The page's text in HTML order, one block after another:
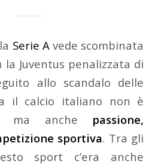
Serie Avede scombinata
la Juventus penalizzata di
allo scandalo delle
il calcio italiano non è
ma anche passione,
sportiva. Tra gli
sport c’era anche